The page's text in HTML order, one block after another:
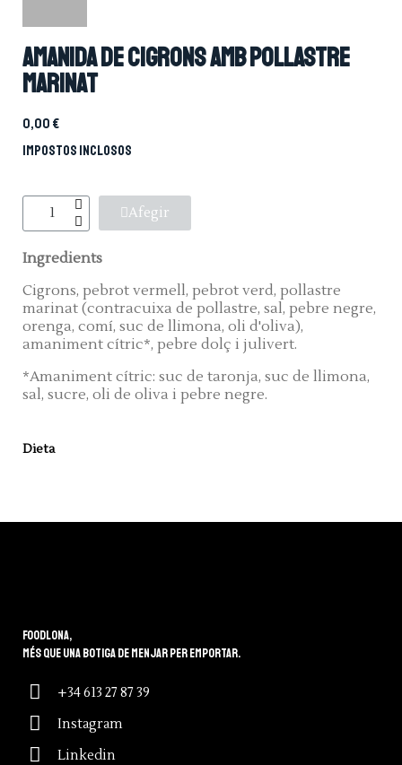
Amanida de cigrons amb pollastre
marinat
0,00 €
Impostos inclosos
Afegir
Ingredients
Cigrons, pebrot vermell, pebrot verd, pollastre
marinat (contracuixa de pollastre, sal, pebre negre,
orenga, comí, suc de llimona, oli d'oliva),
amaniment cítric*, pebre dolç i julivert.
*Amaniment cítric: suc de taronja, suc de llimona,
sal, sucre, oli de oliva i pebre negre.
Dieta
Foodlona,
més que una botiga de menjar per emportar.
+34 613 27 87 39
Instagram
Linkedin